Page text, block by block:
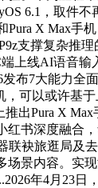
6.1，取件不
Pura X Max手
支撑复杂推
上线AI语音输
发布7大能力全
，可以或许基
出Pura X
红书深度融合
联袂旅逛局及
场景内容。实
年4月23日